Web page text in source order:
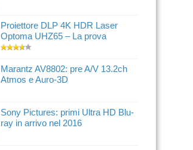
Proiettore DLP 4K HDR Laser
Optoma UHZ65 – La prova
Marantz AV8802: pre A/V 13.2ch
Atmos e Auro-3D
Sony Pictures: primi Ultra HD Blu-
ray in arrivo nel 2016